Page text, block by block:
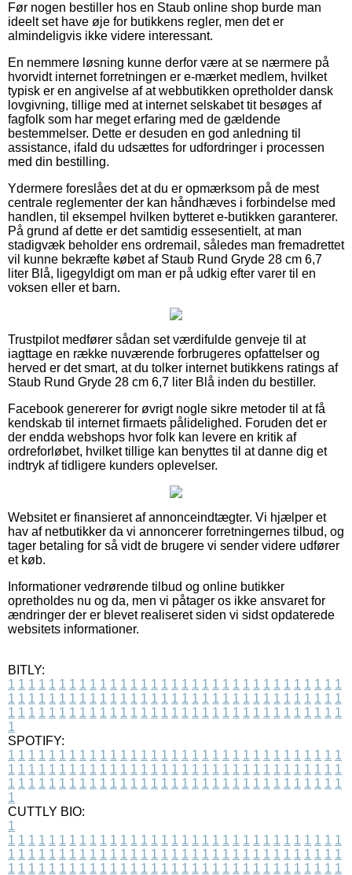
Før nogen bestiller hos en Staub online shop burde man
ideelt set have øje for butikkens regler, men det er
almindeligvis ikke videre interessant.
En nemmere løsning kunne derfor være at se nærmere på
hvorvidt internet forretningen er e-mærket medlem, hvilket
typisk er en angivelse af at webbutikken opretholder dansk
lovgivning, tillige med at internet selskabet tit besøges af
fagfolk som har meget erfaring med de gældende
bestemmelser. Dette er desuden en god anledning til
assistance, ifald du udsættes for udfordringer i processen
med din bestilling.
Ydermere foreslåes det at du er opmærksom på de mest
centrale reglementer der kan håndhæves i forbindelse med
handlen, til eksempel hvilken bytteret e-butikken garanterer.
På grund af dette er det samtidig essesentielt, at man
stadigvæk beholder ens ordremail, således man fremadrettet
vil kunne bekræfte købet af Staub Rund Gryde 28 cm 6,7
liter Blå, ligegyldigt om man er på udkig efter varer til en
voksen eller et barn.
Trustpilot medfører sådan set værdifulde genveje til at
iagttage en række nuværende forbrugeres opfattelser og
herved er det smart, at du tolker internet butikkens ratings af
Staub Rund Gryde 28 cm 6,7 liter Blå inden du bestiller.
Facebook genererer for øvrigt nogle sikre metoder til at få
kendskab til internet firmaets pålidelighed. Foruden det er
der endda webshops hvor folk kan levere en kritik af
ordreforløbet, hvilket tillige kan benyttes til at danne dig et
indtryk af tidligere kunders oplevelser.
Websitet er finansieret af annonceindtægter. Vi hjælper et
hav af netbutikker da vi annoncerer forretningernes tilbud, og
tager betaling for så vidt de brugere vi sender videre udfører
et køb.
Informationer vedrørende tilbud og online butikker
opretholdes nu og da, men vi påtager os ikke ansvaret for
ændringer der er blevet realiseret siden vi sidst opdaterede
websitets informationer.
BITLY:
1 1 1 1 1 1 1 1 1 1 1 1 1 1 1 1 1 1 1 1 1 1 1 1 1 1 1 1 1 1 1 1 1
1 1 1 1 1 1 1 1 1 1 1 1 1 1 1 1 1 1 1 1 1 1 1 1 1 1 1 1 1 1 1 1 1
1 1 1 1 1 1 1 1 1 1 1 1 1 1 1 1 1 1 1 1 1 1 1 1 1 1 1 1 1 1 1 1 1
1
SPOTIFY:
1 1 1 1 1 1 1 1 1 1 1 1 1 1 1 1 1 1 1 1 1 1 1 1 1 1 1 1 1 1 1 1 1
1 1 1 1 1 1 1 1 1 1 1 1 1 1 1 1 1 1 1 1 1 1 1 1 1 1 1 1 1 1 1 1 1
1 1 1 1 1 1 1 1 1 1 1 1 1 1 1 1 1 1 1 1 1 1 1 1 1 1 1 1 1 1 1 1 1
1
CUTTLY BIO:
1
1 1 1 1 1 1 1 1 1 1 1 1 1 1 1 1 1 1 1 1 1 1 1 1 1 1 1 1 1 1 1 1 1
1 1 1 1 1 1 1 1 1 1 1 1 1 1 1 1 1 1 1 1 1 1 1 1 1 1 1 1 1 1 1 1 1
1 1 1 1 1 1 1 1 1 1 1 1 1 1 1 1 1 1 1 1 1 1 1 1 1 1 1 1 1 1 1 1 1